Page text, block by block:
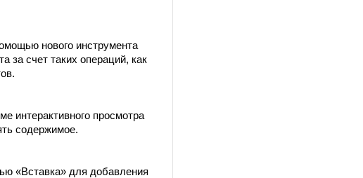
нового инструмента
за счет таких операций, как
интерактивного просмотра
содержимое.
«Вставка» для добавления